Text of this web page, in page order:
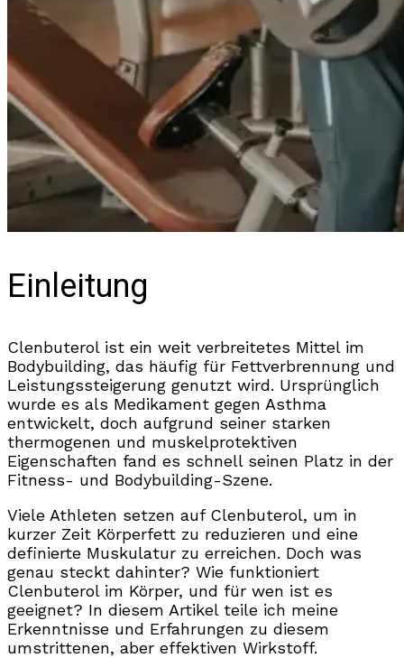
Einleitung
Clenbuterol ist ein weit verbreitetes Mittel im
Bodybuilding, das häufig für Fettverbrennung und
Leistungssteigerung genutzt wird. Ursprünglich
wurde es als Medikament gegen Asthma
entwickelt, doch aufgrund seiner starken
thermogenen und muskelprotektiven
Eigenschaften fand es schnell seinen Platz in der
Fitness- und Bodybuilding-Szene.
Viele Athleten setzen auf Clenbuterol, um in
kurzer Zeit Körperfett zu reduzieren und eine
definierte Muskulatur zu erreichen. Doch was
genau steckt dahinter? Wie funktioniert
Clenbuterol im Körper, und für wen ist es
geeignet? In diesem Artikel teile ich meine
Erkenntnisse und Erfahrungen zu diesem
umstrittenen, aber effektiven Wirkstoff.